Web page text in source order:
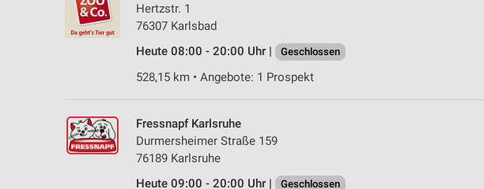
Hertzstr. 1
76307 Karlsbad
Heute 08:00 - 20:00 Uhr |
Geschlossen
528,15 km • Angebote: 1 Prospekt
Fressnapf Karlsruhe
Durmersheimer Straße 159
76189 Karlsruhe
Heute 09:00 - 20:00 Uhr |
Geschlossen